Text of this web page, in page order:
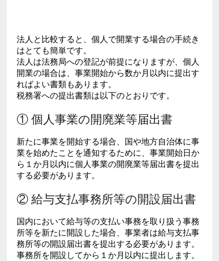
法人と比較すると、個人で開業する場合の手続き
はとても簡単です。
法人は法務局への登記が前提になりますが、個人
開業の場合は、事業開始から数か月以内に提出す
ればよい書類もあります。
税務署への提出書類は以下のとおりです。
① 個人事業の開廃業等届出書
新たに事業を開始する場合、国や地方自治体に事
業を始めたことを通知するために、事業開始日か
ら１か月以内に個人事業の開廃業等届出書を提出
する必要があります。
② 給与支払事務所等の開設届出書
国内において給与等の支払い事務を取り扱う事務
所等を新たに開設した場合、事業者は給与支払事
務所等の開設届出書を提出する必要があります。
事務所を開設してから１か月以内に提出します。